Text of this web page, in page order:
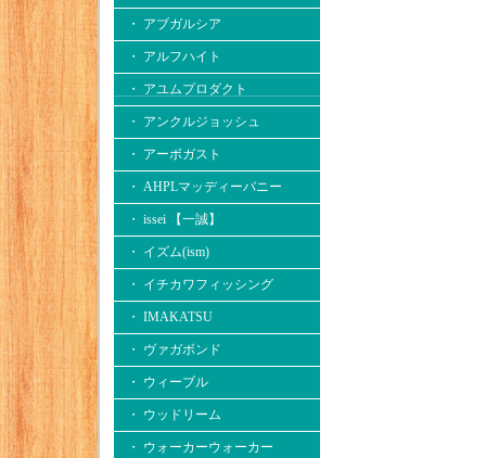
・ アブガルシア
・ アルフハイト
・ アユムプロダクト
・ アンクルジョッシュ
・ アーボガスト
・ AHPLマッディーバニー
・ issei 【一誠】
・ イズム(ism)
・ イチカワフィッシング
・ IMAKATSU
・ ヴァガボンド
・ ウィーブル
・ ウッドリーム
・ ウォーカーウォーカー